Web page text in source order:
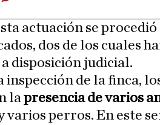
actuación se
dos de los cuales
disposición judicial.
inspección de la finca,
lapresencia de varios
varios perros. En este